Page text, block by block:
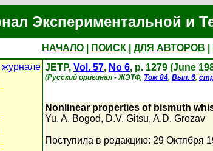
Экспериментальной и
НАЧАЛО ПОИСК ДЛЯ АВТОРОВ
JETP, Vol. 57, No 6, p. 1279 (June
(Русский оригинал - ЖЭТФ, Том 84, Вып. 6,
Nonlinear properties of bismuth
Yu. A. Bogod, D.V. Gitsu, A.D. Grozav
Поступила в редакцию: 29 Октября